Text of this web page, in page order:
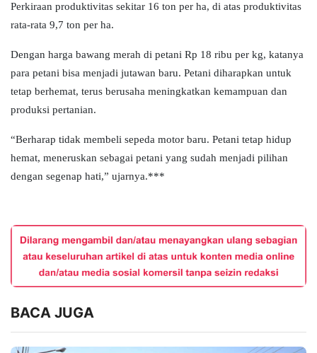
Perkiraan produktivitas sekitar 16 ton per ha, di atas produktivitas
rata-rata 9,7 ton per ha.
Dengan harga bawang merah di petani Rp 18 ribu per kg, katanya
para petani bisa menjadi jutawan baru. Petani diharapkan untuk
tetap berhemat, terus berusaha meningkatkan kemampuan dan
produksi pertanian.
“Berharap tidak membeli sepeda motor baru. Petani tetap hidup
hemat, meneruskan sebagai petani yang sudah menjadi pilihan
dengan segenap hati,” ujarnya.***
BACA JUGA